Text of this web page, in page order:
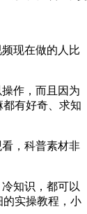
现在做的人比
作，而且因为
有好奇、求知
，科普素材非
知识，都可以
的实操教程，小